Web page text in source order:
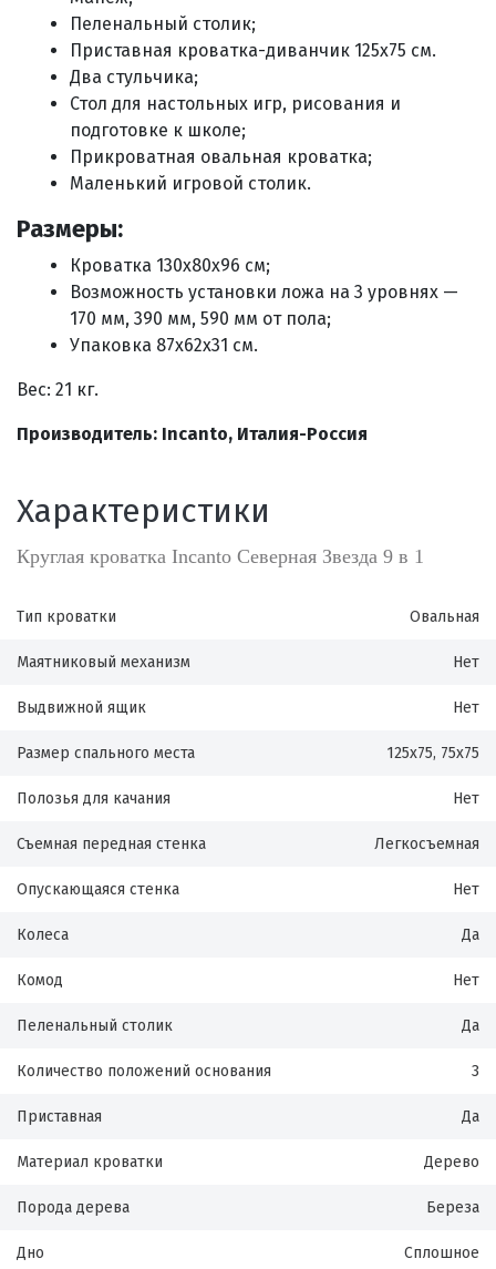
Пеленальный столик;
Приставная кроватка-диванчик 125х75 см.
Два стульчика;
Стол для настольных игр, рисования и
подготовке к школе;
Прикроватная овальная кроватка;
Маленький игровой столик.
Размеры:
Кроватка 130х80х96 см;
Возможность установки ложа на 3 уровнях —
170 мм, 390 мм, 590 мм от пола;
Упаковка 87х62х31 см.
Вес: 21 кг.
Производитель: Incanto, Италия-Россия
Характеристики
Круглая кроватка Incanto Северная Звезда 9 в 1
Тип кроватки Овальная
Маятниковый механизм Нет
Выдвижной ящик Нет
Размер спального места 125х75, 75х75
Полозья для качания Нет
Съемная передная стенка Легкосъемная
Опускающаяся стенка Нет
Колеса Да
Комод Нет
Пеленальный столик Да
Количество положений основания 3
Приставная Да
Материал кроватки Дерево
Порода дерева Береза
Дно Сплошное